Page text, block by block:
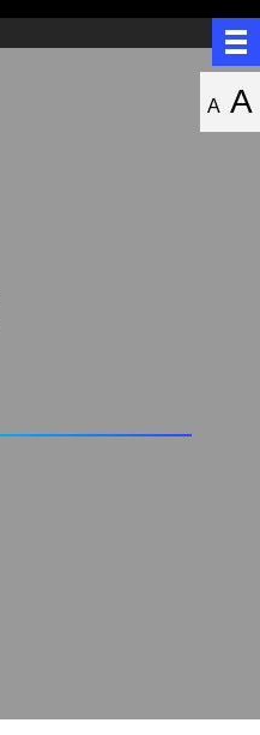
A A